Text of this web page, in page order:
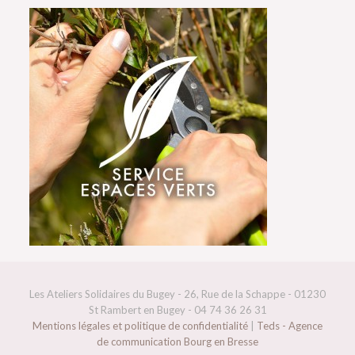
Les Ateliers Solidaires du Bugey - 26, Rue de la Schappe - 01230
St Rambert en Bugey - 04 74 36 26 31
Mentions légales et politique de confidentialité
Teds - Agence
de communication Bourg en Bresse